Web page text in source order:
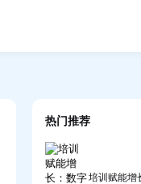
热门推荐
培训赋能增